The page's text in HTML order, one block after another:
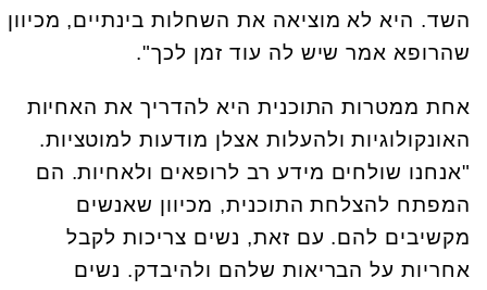
השד. היא לא מוציאה את השחלות בינתיים, מכיוון
שהרופא אמר שיש לה עוד זמן לכך".
אחת ממטרות התוכנית היא להדריך את האחיות
האונקולוגיות ולהעלות אצלן מודעות למוטציות.
"אנחנו שולחים מידע רב לרופאים ולאחיות. הם
המפתח להצלחת התוכנית, מכיוון שאנשים
מקשיבים להם. עם זאת, נשים צריכות לקבל
אחריות על הבריאות שלהם ולהיבדק. נשים